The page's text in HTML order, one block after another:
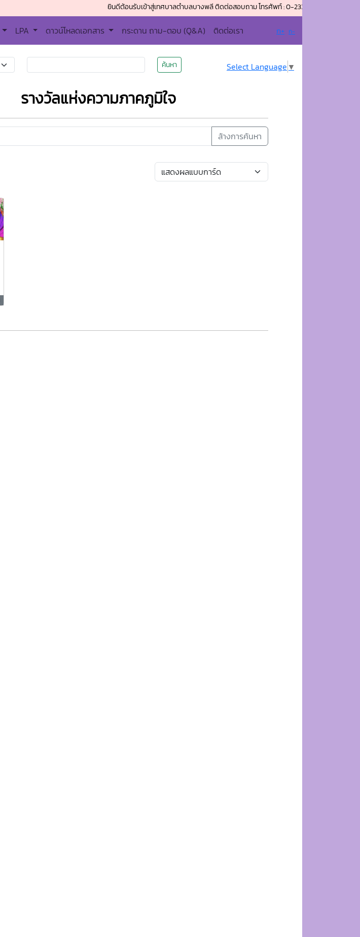
ยินดีต้อนรับเข้าสู่เทศบาลตำบลบางพลี ติดต่อสอบถาม โทรศัพท์ : 0-2337-3086 โทรสาร (แฟกซ์) : 0-
LPA ดาวน์โหลดเอกสาร กระดาน ถาม-ตอบ (Q&A) ติดต่อเรา ก+ ก-
ค้นหา Select Language ▼
รางวัลแห่งความภาคภูมิใจ
ล้างการค้นหา